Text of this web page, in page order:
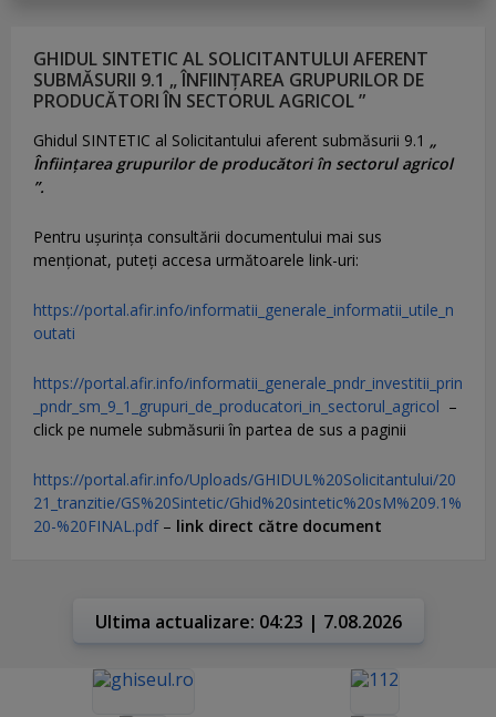
GHIDUL SINTETIC AL SOLICITANTULUI AFERENT
SUBMĂSURII 9.1 „ ÎNFIINȚAREA GRUPURILOR DE
PRODUCĂTORI ÎN SECTORUL AGRICOL ”
Ghidul SINTETIC al Solicitantului aferent submăsurii 9.1 „
Înființarea grupurilor de producători în sectorul agricol
”.
Pentru uşurinţa consultării documentului mai sus
menţionat, puteţi accesa următoarele link-uri:
https://portal.afir.info/informatii_generale_informatii_utile_n
outati
https://portal.afir.info/informatii_generale_pndr_investitii_prin
_pndr_sm_9_1_grupuri_de_producatori_in_sectorul_agricol –
click pe numele submăsurii în partea de sus a paginii
https://portal.afir.info/Uploads/GHIDUL%20Solicitantului/20
21_tranzitie/GS%20Sintetic/Ghid%20sintetic%20sM%209.1%
20-%20FINAL.pdf– link direct către document
Ultima actualizare: 04:23 | 7.08.2026